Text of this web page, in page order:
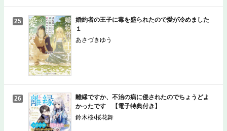
25
婚約者の王子に毒を盛られたので愛が冷めました
１
あさづきゆう
26
離縁ですか、不治の病に侵されたのでちょうどよ
かったです 【電子特典付き】
鈴木桜/桜花舞